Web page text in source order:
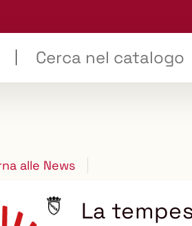
il tuo libro "Catalogo"
alle News
La